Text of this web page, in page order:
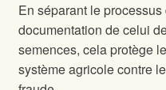
En séparant le
documentation de celui
semences, cela protège
système agricole contre